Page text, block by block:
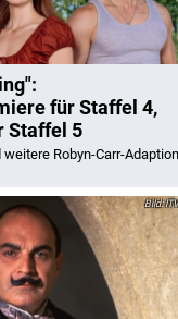
für Staffel 4,
Staffel 5
Robyn-Carr-Adaption
ITV